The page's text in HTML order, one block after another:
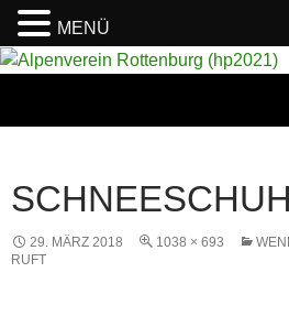
29. MÄRZ 2018 1038 × 693
RUFT
MENÜ